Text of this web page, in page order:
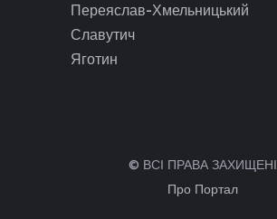
Переяслав-Хмельницький
Славутич
Яготин
© ВСІ ПРАВА ЗАХИЩЕНІ
Про Портал